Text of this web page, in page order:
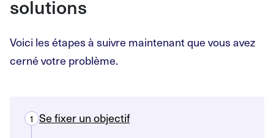
solutions
Voici les étapes à suivre maintenant que vous avez
cerné votre problème.
1 Se fixer un objectif